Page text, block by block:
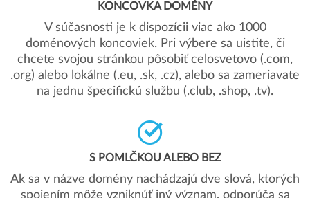
KONCOVKA DOMÉNY
V súčasnosti je k dispozícii viac ako 1000
doménových koncoviek. Pri výbere sa uistite, či
chcete svojou stránkou pôsobiť celosvetovo (.com,
.org) alebo lokálne (.eu, .sk, .cz), alebo sa zameriavate
na jednu špecifickú službu (.club, .shop, .tv).
S POMLČKOU ALEBO BEZ
Ak sa v názve domény nachádzajú dve slová, ktorých
spojením môže vzniknúť iný význam, odporúča sa